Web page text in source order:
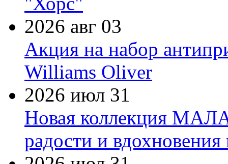
2026 авг 03
Акция на набор
Williams Oliver
2026 июл 31
Новая коллекция
радости и